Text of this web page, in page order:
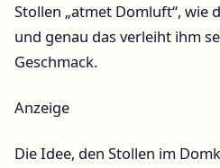
Stollen „atmet Domluft“, wie
und genau das verleiht ihm
Geschmack.
Anzeige
Die Idee, den Stollen im